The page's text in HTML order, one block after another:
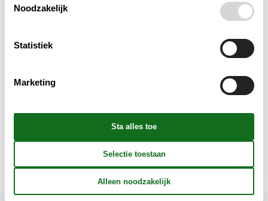
Badkamer
Objectinfo - Anders
Objectinfo - uit
Concepten
Voorzieningen
Noodzakelijk
Statistiek
Marketing